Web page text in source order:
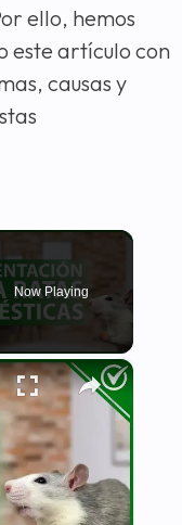
ello, hemos
este artículo con
causas y
Now Playing
×